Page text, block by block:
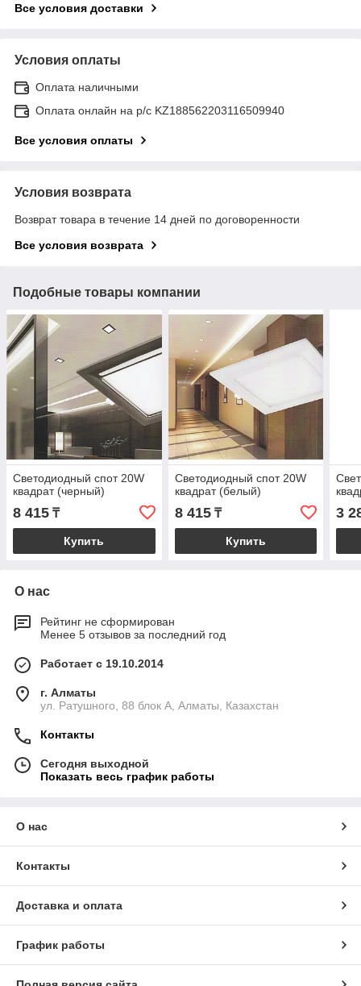
Все условия доставки
Условия оплаты
Оплата наличными
Оплата онлайн на р/с KZ188562203116509940
Все условия оплаты
Условия возврата
Возврат товара в течение 14 дней по договоренности
Все условия возврата
Подобные товары компании
Светодиодный спот 20W
квадрат (черный)
8 415 ₸
Купить
Светодиодный спот 20W
квадрат (белый)
8 415₸
Купить
3
О нас
Рейтинг не сформирован
Менее 5 отзывов за последний год
Работает с 19.10.2014
г. Алматы
ул. Ратушного, 88 блок A, Алматы, Казахстан
Контакты
Сегодня выходной
Показать весь график работы
О нас
Контакты
Доставка и оплата
График работы